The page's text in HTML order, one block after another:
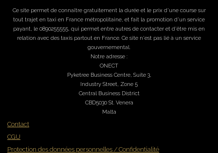
Ce site permet de connaître gratuitement la durée et le prix d'une course sur
tout trajet en taxi en France métropolitaine, et fait la promotion d'un service
payant, le 0890255555, qui permet entre autres de contacter et d'être mis en
relation avec des taxis partout en France. Ce site n'est pas lié à un service
gouvernemental.
Notre adresse :
ONECT
Pyketree Business Centre, Suite 3,
Industry Street, Zone 5
Central Business District
CBD5030 St. Venera
Malta
Contact
CGU
Protection des données personnelles / Confidentialité